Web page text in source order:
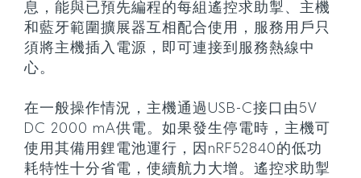
息，能與已預先編程的每組遙控求助掣、主機
和藍牙範圍擴展器互相配合使用，服務用戶只
須將主機插入電源，即可連接到服務熱線中
心。
在一般操作情況，主機通過USB-C接口由5V
DC 2000 mA供電。如果發生停電時，主機可
使用其備用鋰電池運行，因nRF52840的低功
耗特性十分省電，使續航力大增。遙控求助掣